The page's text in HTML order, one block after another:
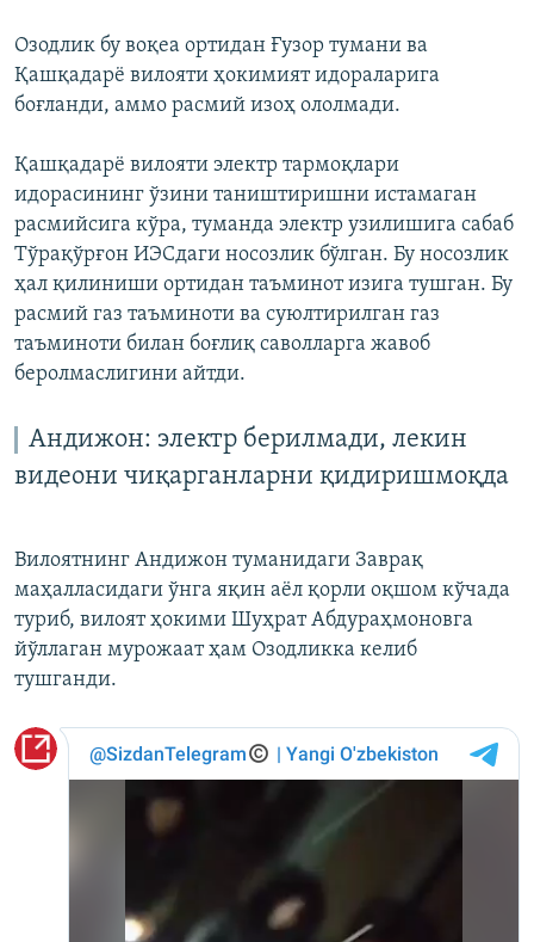
Озодлик бу воқеа ортидан Ғузор тумани ва
Қашқадарё вилояти ҳокимият идораларига
боғланди, аммо расмий изоҳ ололмади.
Қашқадарё вилояти электр тармоқлари
идорасининг ўзини таништиришни истамаган
расмийсига кўра, туманда электр узилишига сабаб
Тўрақўрғон ИЭСдаги носозлик бўлган. Бу носозлик
ҳал қилиниши ортидан таъминот изига тушган. Бу
расмий газ таъминоти ва суюлтирилган газ
таъминоти билан боғлиқ саволларга жавоб
беролмаслигини айтди.
Андижон: электр берилмади, лекин
видеони чиқарганларни қидиришмоқда
Вилоятнинг Андижон туманидаги Заврақ
маҳалласидаги ўнга яқин аёл қорли оқшом кўчада
туриб, вилоят ҳокими Шуҳрат Абдураҳмоновга
йўллаган мурожаат ҳам Озодликка келиб
тушганди.